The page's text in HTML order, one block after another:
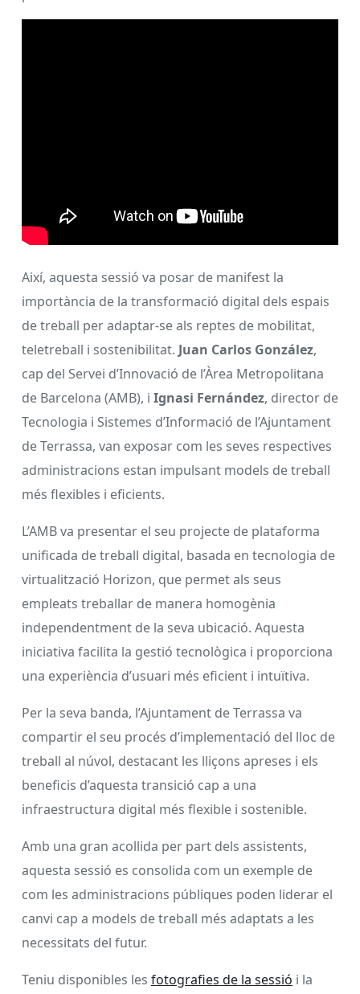
Així, aquesta sessió va posar de manifest la
importància de la transformació digital dels espais
de treball per adaptar-se als reptes de mobilitat,
teletreball i sostenibilitat. Juan Carlos González,
cap del Servei d’Innovació de l’Àrea Metropolitana
de Barcelona (AMB), i Ignasi Fernández, director de
Tecnologia i Sistemes d’Informació de l’Ajuntament
de Terrassa, van exposar com les seves respectives
administracions estan impulsant models de treball
més flexibles i eficients.
L’AMB va presentar el seu projecte de plataforma
unificada de treball digital, basada en tecnologia de
virtualització Horizon, que permet als seus
empleats treballar de manera homogènia
independentment de la seva ubicació. Aquesta
iniciativa facilita la gestió tecnològica i proporciona
una experiència d’usuari més eficient i intuïtiva.
Per la seva banda, l’Ajuntament de Terrassa va
compartir el seu procés d’implementació del lloc de
treball al núvol, destacant les lliçons apreses i els
beneficis d’aquesta transició cap a una
infraestructura digital més flexible i sostenible.
Amb una gran acollida per part dels assistents,
aquesta sessió es consolida com un exemple de
com les administracions públiques poden liderar el
canvi cap a models de treball més adaptats a les
necessitats del futur.
Teniu disponibles les fotografies de la sessió i la